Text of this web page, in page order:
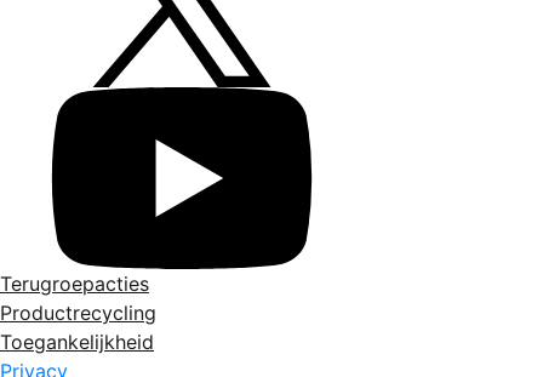
Terugroepacties
Productrecycling
Toegankelijkheid
Privacy